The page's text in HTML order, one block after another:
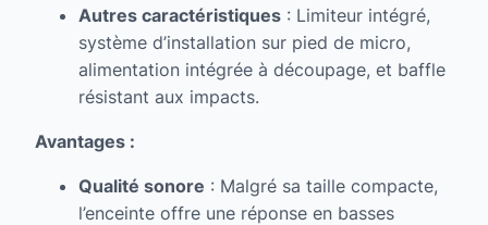
Autres caractéristiques : Limiteur intégré,
système d’installation sur pied de micro,
alimentation intégrée à découpage, et baffle
résistant aux impacts.
Avantages :
Qualité sonore : Malgré sa taille compacte,
l’enceinte offre une réponse en basses